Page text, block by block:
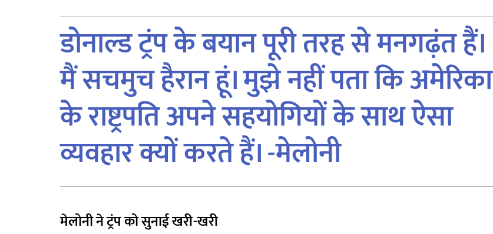
डोनाल्ड ट्रंप के बयान पूरी तरह से मनगढ़ंत हैं।
मैं सचमुच हैरान हूं। मुझे नहीं पता कि अमेरिका
के राष्ट्रपति अपने सहयोगियों के साथ ऐसा
व्यवहार क्यों करते हैं। -मेलोनी
मेलोनी ने ट्रंप को सुनाई खरी-खरी